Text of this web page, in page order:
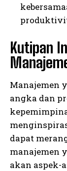
Kutipan
Manajemen
angka dan
dapat
manajemen
akan aspek-